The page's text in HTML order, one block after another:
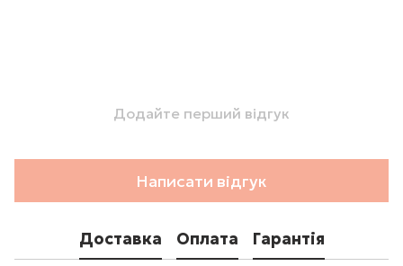
Додайте перший відгук
Написати відгук
Доставка Оплата Гарантія